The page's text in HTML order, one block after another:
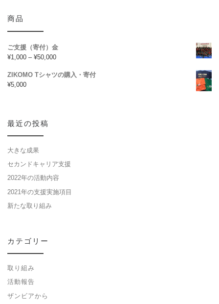
商品
ご支援（寄付）金
¥1,000 – ¥50,000
ZIKOMO Tシャツの購入・寄付
¥5,000
最近の投稿
大きな成果
セカンドキャリア支援
2022年の活動内容
2021年の支援実施項目
新たな取り組み
カテゴリー
取り組み
活動報告
ザンビアから